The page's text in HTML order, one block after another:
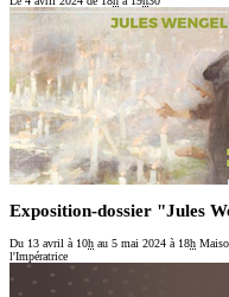
Exposition-dossier "Jules
Du 13 avril à 10h au 5 mai 2024 à 18h
l'Impératrice